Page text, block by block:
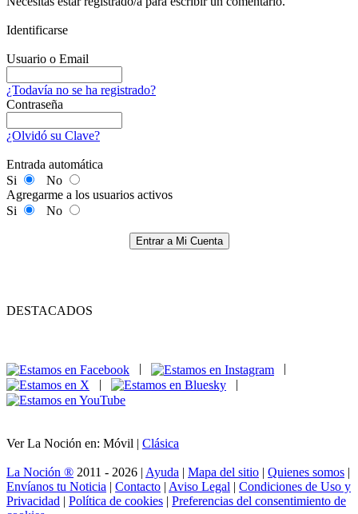
Identificarse
Usuario o Email
¿Todavía no se ha registrado?
Contraseña
¿Olvidó su Clave?
Entrada automática
Si
No
Agregarme a los usuarios activos
Si
No
Entrar a Mi Cuenta
DESTACADOS
|
|
Ver La Noción en: Móvil | Clásica
La Noción ® 2011 - 2026 | Ayuda | Mapa del sitio | Quienes somos |
Envíanos tu Noticia | Contacto | Aviso Legal | Condiciones de Uso y
Privacidad | Política de cookies | Preferencias del consentimiento de